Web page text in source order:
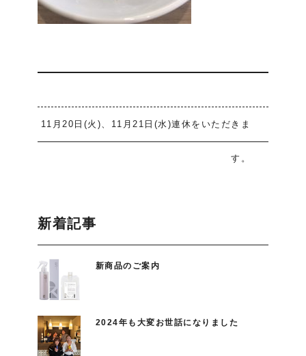
11月20日(火)、11月21日(水)連休をいただきま
す。
新着記事
新商品のご案内
2024年も大変お世話になりました